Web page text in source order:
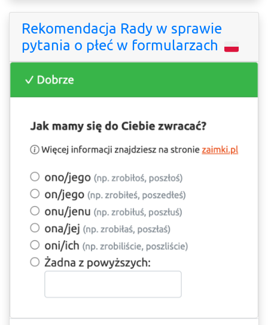
Rekomendacja Rady w sprawie
pytania o płeć w formularzach